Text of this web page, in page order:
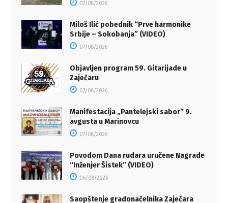
07/08/2026
Miloš Ilić pobednik “Prve harmonike
Srbije – Sokobanja” (VIDEO)
07/08/2026
Objavljen program 59. Gitarijade u
Zaječaru
07/08/2026
Manifestacija „Pantelejski sabor” 9.
avgusta u Marinovcu
07/08/2026
Povodom Dana rudara uručene Nagrade
“Inženjer Šistek” (VIDEO)
06/08/2026
Saopštenje gradonačelnika Zaječara